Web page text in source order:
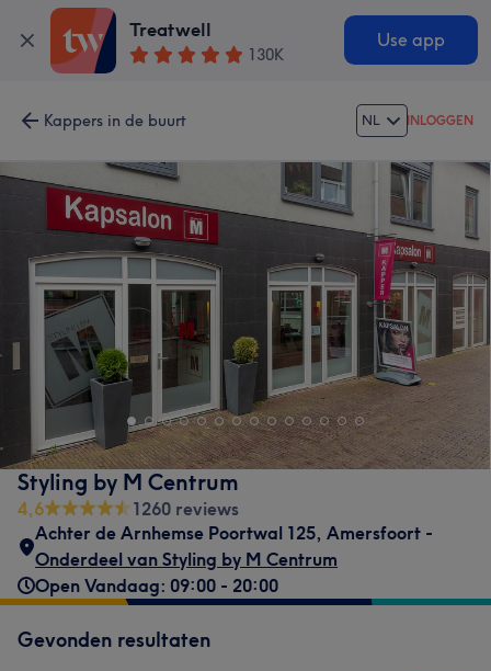
Treatwell
130K
Use app
Kappers in de buurt NL INLOGGEN
Styling by M Centrum
4,6
1260 reviews
Achter de Arnhemse Poortwal 125, Amersfoort -
Onderdeel van Styling by M Centrum
Open Vandaag: 09:00 - 20:00
Gevonden resultaten